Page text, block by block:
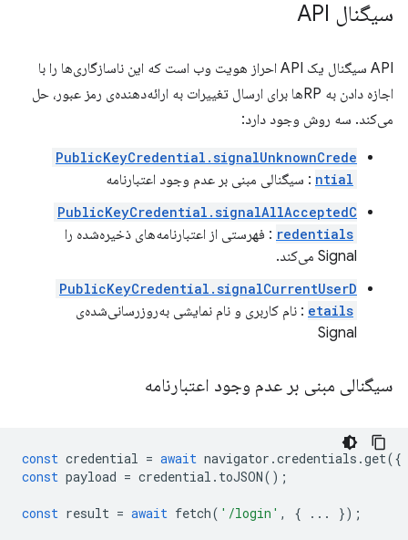
سیگنال API
API سیگنال یک API احراز هویت وب است که این ناسازگاری‌ها را با
اجازه دادن به RPها برای ارسال تغییرات به ارائه‌دهنده‌ی رمز عبور، حل
می‌کند. سه روش وجود دارد:
PublicKeyCredential.signalUnknownCrede
ntial : سیگنالی مبنی بر عدم وجود اعتبارنامه
PublicKeyCredential.signalAllAcceptedC
redentials : فهرستی از اعتبارنامه‌های ذخیره‌شده را
Signal می‌کند.
PublicKeyCredential.signalCurrentUserD
etails : نام کاربری و نام نمایشی به‌روزرسانی‌شده‌ی
Signal
سیگنالی مبنی بر عدم وجود اعتبارنامه
const credential = await navigator .credentials .get({
const payload = credential . toJSON();
const result = await fetch( '/login' , { ... });